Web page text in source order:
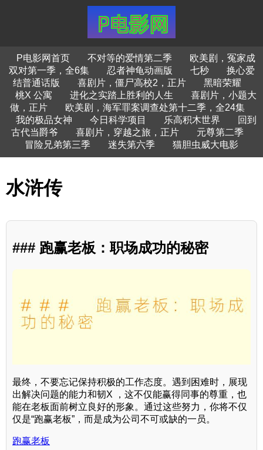
P电影网首页 不对等的爱情第二季
欧美剧，冤家成
双对第一季，全6集
忍者神龟动画版 七秒
换心爱
结普通话版
喜剧片，僵尸高校2，正片
黑暗荣耀
桃X 公寓
进化之实踏上胜利的人生
喜剧片，小题大
做，正片
欧美剧，海军罪案调查处第十二季，全24集
我的极品女神
今日科学项目 乐高积木世界
回到
古代当爵爷
喜剧片，穿越之旅，正片
元尊第二季
冒险兄弟第三季
迷失第六季 猫胆虫威大电影
水浒传
### 跑赢老板：职场成功的秘密
最终，不要忘记保持积极的工作态度。遇到困难时，展现
出解决问题的能力和韧X ，这不仅能赢得同事的尊重，也
能在老板面前树立良好的形象。通过这些努力，你将不仅
仅是“跑赢老板”，而是成为公司不可或缺的一员。
跑赢老板